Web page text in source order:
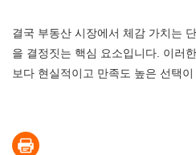
결국 부동산 시장에서 체감 가치는
을 결정짓는 핵심 요소입니다. 이러
보다 현실적이고 만족도 높은 선택